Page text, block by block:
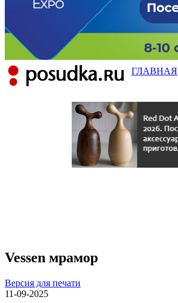
ГЛАВНАЯ
Vessen мрамор
Версия для печати
11-09-2025